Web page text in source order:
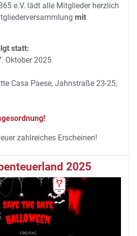
e.V. lädt alle Mitglieder herzlich
mit
statt:
Oktober 2025
Casa Paese, Jahnstraße 23-25,
zahlreiches Erscheinen!
2025